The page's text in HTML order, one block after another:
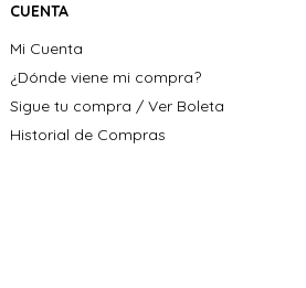
CUENTA
Mi Cuenta
¿Dónde viene mi compra?
Sigue tu compra / Ver Boleta
Historial de Compras